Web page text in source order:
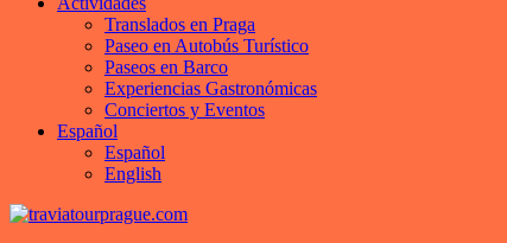
Translados en Praga
Paseo en Autobús Turístico
Paseos en Barco
Experiencias Gastronómicas
Conciertos y Eventos
Español
Español
English